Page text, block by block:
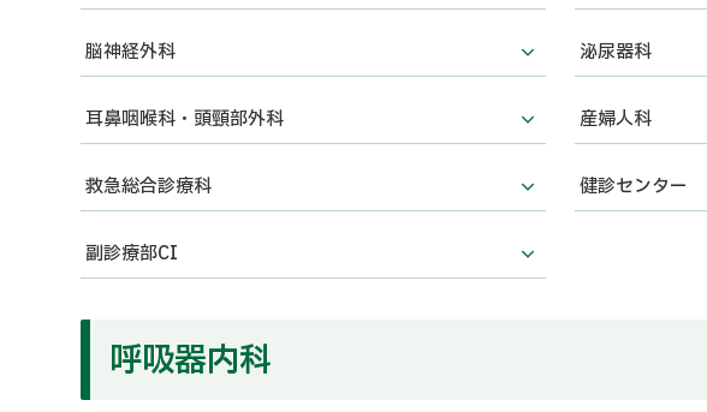
脳神経外科 泌尿器科
耳鼻咽喉科・頭頸部外科 産婦人科
救急総合診療科 健診センター
副診療部CI
呼吸器内科